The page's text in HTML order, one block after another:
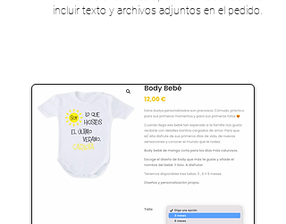
incluir texto y archivos adjuntos en el pedido.